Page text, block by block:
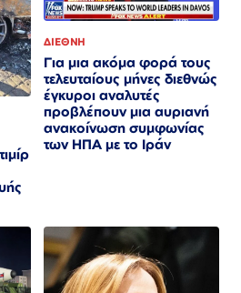
ΔΙΕΘΝΗ
Για μια ακόμα φορά τους
τελευταίους μήνες διεθνώς
έγκυροι αναλυτές
προβλέπουν μια αυριανή
ανακοίνωση συμφωνίας
των ΗΠΑ με το Ιράν